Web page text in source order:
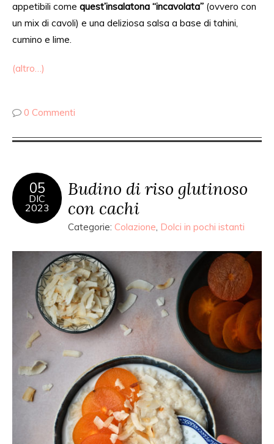
appetibili come quest’insalatona “incavolata” (ovvero con
un mix di cavoli) e una deliziosa salsa a base di tahini,
cumino e lime.
(altro…)
0 Commenti
05
DIC
2023
Budino di riso glutinoso
con cachi
Categorie: Colazione, Dolci in pochi istanti